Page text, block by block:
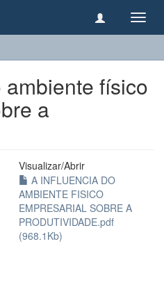
físico
a
Visualizar/Abrir
A INFLUENCIA DO
AMBIENTE FISICO
EMPRESARIAL SOBRE A
PRODUTIVIDADE.pdf
(968.1Kb)